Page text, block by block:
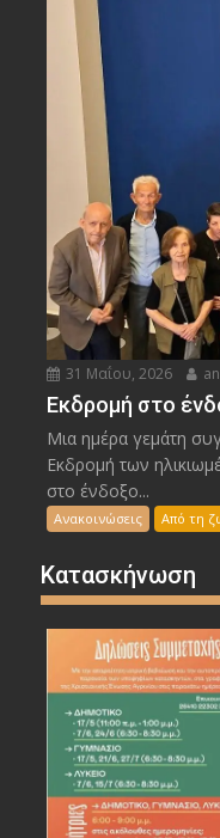
31 Μαΐου, 2026
Εκδρομή στο
Μια ημέρα γεμάτη
Εκδρομή των
στο ένδοξο...
Ανακοινώσεις Από τη
Κατασκήνωση